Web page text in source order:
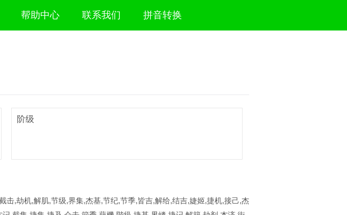
帮助中心 联系我们 拼音转换
阶级
击,劫机,解肌,节级,界集,杰基,节纪,节季,皆吉,解给,结吉,婕姬,捷机,接己,杰